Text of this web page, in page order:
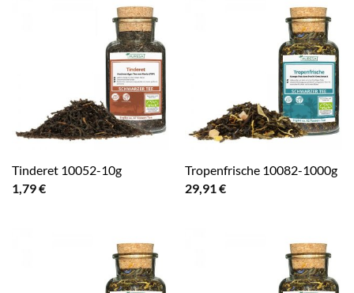
Tinderet 10052-10g
1,79€
Tropenfrische 10082-1000g
29,91€